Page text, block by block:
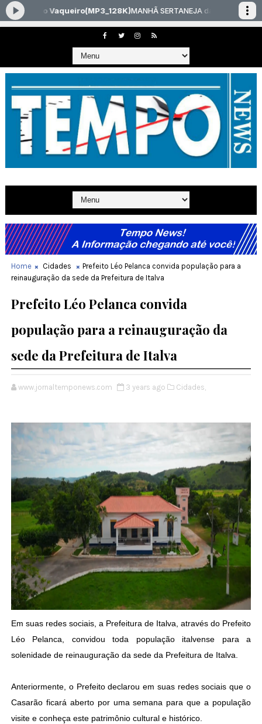
Home Cidades
Prefeito Léo Pelanca convida população para a
reinauguração da sede da Prefeitura de Italva
Prefeito Léo Pelanca convida
população para a reinauguração da
sede da Prefeitura de Italva
www.jornaltemponews.com 3 years ago Cidades,
Em suas redes sociais, a Prefeitura de Italva, através do Prefeito
Léo Pelanca, convidou toda população italvense para a
solenidade de reinauguração da sede da Prefeitura de Italva.
Anteriormente, o Prefeito declarou em suas redes sociais que o
Casarão ficará aberto por uma semana para que a população
visite e conheça este patrimônio cultural e histórico.